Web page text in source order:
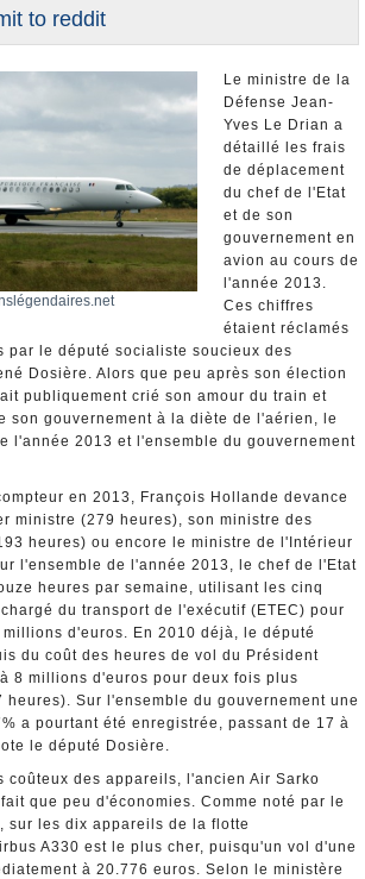
Le ministre de la
Défense Jean-
Yves Le Drian a
détaillé les frais
de déplacement
du chef de l'Etat
et de son
gouvernement en
avion au cours de
l'année 2013.
Ces chiffres
étaient réclamés
par le député socialiste soucieux des
Dosière. Alors que peu après son élection
publiquement crié son amour du train et
son gouvernement à la diète de l'aérien, le
l'année 2013 et l'ensemble du gouvernement
en 2013, François Hollande devance
ministre (279 heures), son ministre des
heures) ou encore le ministre de l'Intérieur
l'ensemble de l'année 2013, le chef de l'Etat
heures par semaine, utilisant les cinq
du transport de l'exécutif (ETEC) pour
d'euros. En 2010 déjà, le député
du coût des heures de vol du Président
8 millions d'euros pour deux fois plus
heures). Sur l'ensemble du gouvernement une
a pourtant été enregistrée, passant de 17 à
le député Dosière.
coûteux des appareils, l'ancien Air Sarko
que peu d'économies. Comme noté par le
sur les dix appareils de la flotte
A330 est le plus cher, puisqu'un vol d'une
à 20.776 euros. Selon le ministère